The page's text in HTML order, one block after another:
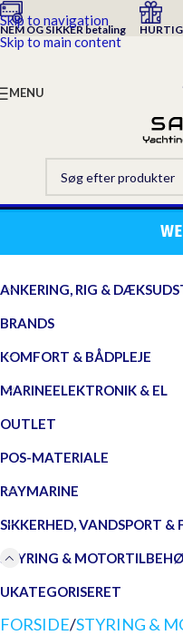
Skip to navigation
Skip to main content
NEM OG SIKKER betaling
MENU
ANKERING, RIG &
BRANDS
KOMFORT & BÅDPLEJE
MARINEELEKTRONIK & EL
OUTLET
POS-MATERIALE
RAYMARINE
SIKKERHED, VANDSPORT &
STYRING &
UKATEGORISERET
FORSIDE/STYRING &